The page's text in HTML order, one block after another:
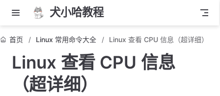
犬小哈教程
首页 Linux 常用命令大全 Linux 查看 CPU 信息（超详细）
Linux 查看 CPU 信息
（超详细）